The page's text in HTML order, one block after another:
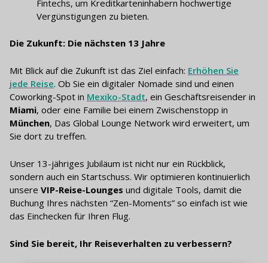
Fintechs, um Kreditkarteninhabern hochwertige
Vergünstigungen zu bieten.
Die Zukunft: Die nächsten 13 Jahre
Mit Blick auf die Zukunft ist das Ziel einfach: Erhöhen Sie
jede Reise. Ob Sie ein digitaler Nomade sind und einen
Coworking-Spot in Mexiko-Stadt, ein Geschäftsreisender in
Miami, oder eine Familie bei einem Zwischenstopp in
München, Das Global Lounge Network wird erweitert, um
Sie dort zu treffen.
Unser 13-jähriges Jubiläum ist nicht nur ein Rückblick,
sondern auch ein Startschuss. Wir optimieren kontinuierlich
unsere VIP-Reise-Lounges und digitale Tools, damit die
Buchung Ihres nächsten “Zen-Moments” so einfach ist wie
das Einchecken für Ihren Flug.
Sind Sie bereit, Ihr Reiseverhalten zu verbessern?